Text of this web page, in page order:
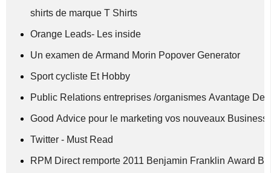
shirts de marque T Shirts
Orange Leads- Les inside
Un examen de Armand Morin Popover Generator
Sport cycliste Et Hobby
Public Relations entreprises /organismes Avantage
Good Advice pour le marketing vos nouveaux Business
Twitter - Must Read
RPM Direct remporte 2011 Benjamin Franklin Award